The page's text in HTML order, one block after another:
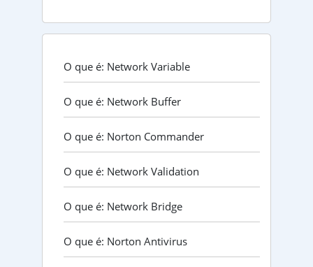
O que é: Network Variable
O que é: Network Buffer
O que é: Norton Commander
O que é: Network Validation
O que é: Network Bridge
O que é: Norton Antivirus